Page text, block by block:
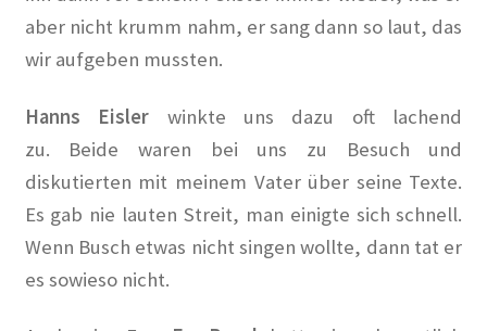
Das Quartier der Lebenskünstler in Wilmersdorf in
Berliner Morgenpost
Demo für mehr Mieterschutz zieht durch Wilmersdorf
in Berliner Morgenpost
Der Kiez der Kreativen in Berliner Woche
Der Verein der Künstlerkolonie in KiezEdition 01-02
2019
aber nicht krumm nahm, er sang dann so laut, das
wir aufgeben mussten.
Hanns Eisler winkte uns dazu oft lachend
zu. Beide waren bei uns zu Besuch und
diskutierten mit meinem Vater über seine Texte.
Es gab nie lauten Streit, man einigte sich schnell.
Wenn Busch etwas nicht singen wollte, dann tat er
es sowieso nicht.